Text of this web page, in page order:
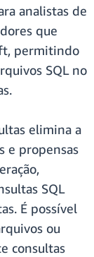
analistas de
que
permitindo
SQL no
elimina a
e propensas
SQL
É possível
ou
consultas